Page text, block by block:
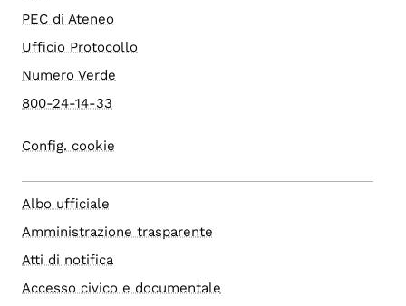
PEC di Ateneo
Ufficio Protocollo
Numero Verde
800-24-14-33
Config. cookie
Albo ufficiale
Amministrazione trasparente
Atti di notifica
Accesso civico e documentale